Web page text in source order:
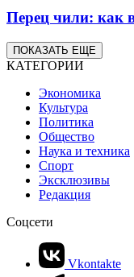
Перец чили: как
ПОКАЗАТЬ ЕЩЕ
КАТЕГОРИИ
Экономика
Культура
Политика
Общество
Наука и техника
Спорт
Эксклюзивы
Редакция
Соцсети
Vkontakte